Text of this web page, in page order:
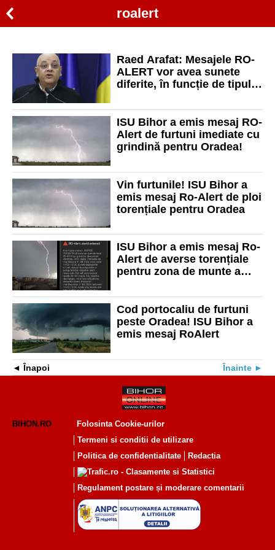
roalert
Raed Arafat: Mesajele RO-
ALERT vor avea sunete
diferite, în funcție de tipul
ISU Bihor a emis mesaj RO-
Alert de furtuni imediate cu
grindină pentru Oradea!
Vin furtunile! ISU Bihor a
emis mesaj Ro-Alert de ploi
torențiale pentru Oradea
ISU Bihor a emis mesaj Ro-
Alert de averse torențiale
pentru zona de munte a
Cod portocaliu de furtuni
peste Oradea! ISU Bihor a
emis mesaj RoAlert
Înapoi Înainte
BIHON.RO
Folosinta Cookie-urilor
Termeni si conditii de utilizare
Politica de confidentialitate
Redactia
Regulament postare și moderare comentarii